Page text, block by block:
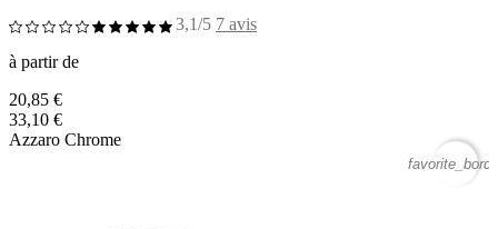
3,1/5 7 avis
à partir de
20,85 €
33,10 €
Azzaro Chrome